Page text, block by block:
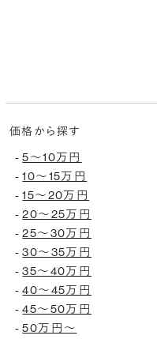
価格から探す
-5〜10万円
-10〜15万円
-15〜20万円
-20〜25万円
-25〜30万円
-30〜35万円
-35〜40万円
-40〜45万円
-45〜50万円
-50万円〜